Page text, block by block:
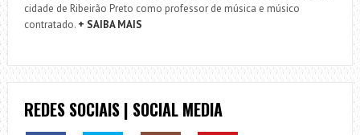
cidade de Ribeirão Preto como professor de música e músico
contratado. + SAIBA MAIS
REDES SOCIAIS | SOCIAL MEDIA